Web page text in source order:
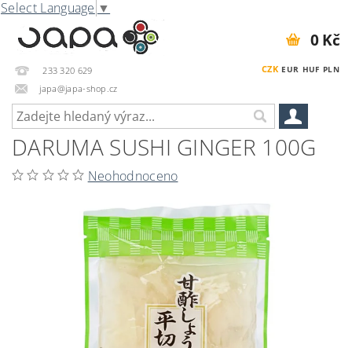
Select Language ▼
233 320 629
japa@japa-shop.cz
CZK EUR HUF PLN
0 Kč
DARUMA SUSHI GINGER 100G
Neohodnoceno